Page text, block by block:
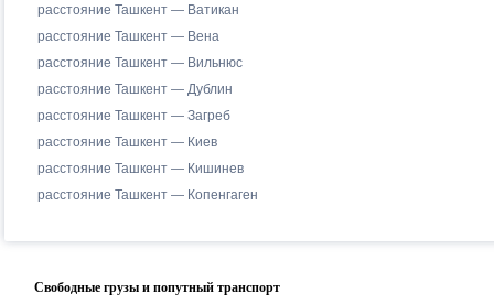
расстояние Ташкент — Ватикан
расстояние Ташкент — Вена
расстояние Ташкент — Вильнюс
расстояние Ташкент — Дублин
расстояние Ташкент — Загреб
расстояние Ташкент — Киев
расстояние Ташкент — Кишинев
расстояние Ташкент — Копенгаген
Свободные грузы и попутный транспорт